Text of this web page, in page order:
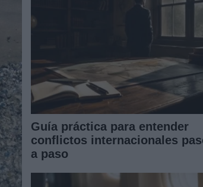
Guía práctica para entender
conflictos internacionales
a paso